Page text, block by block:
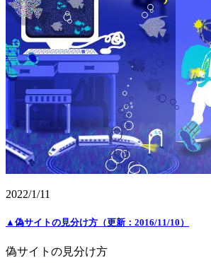
2022/1/11
▲偽サイトの見分け方（更新：2016/11/10）
偽サイトの見分け方